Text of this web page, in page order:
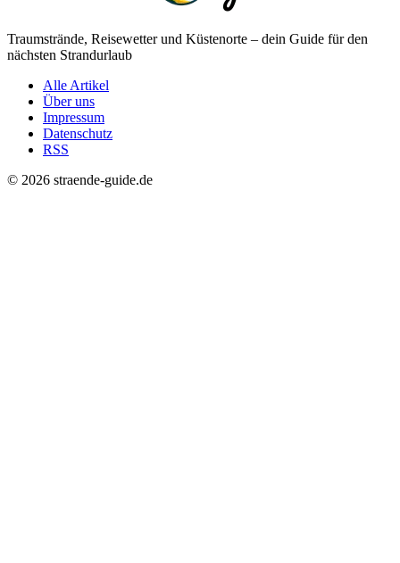
Traumstrände, Reisewetter und Küstenorte – dein Guide für den
nächsten Strandurlaub
Alle Artikel
Über uns
Impressum
Datenschutz
RSS
© 2026 straende-guide.de